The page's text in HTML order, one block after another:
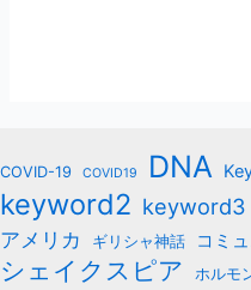
COVID-19 COVID19 DNA
keyword2 keyword3
アメリカ ギリシャ神話 コミ
シェイクスピア ホルモ